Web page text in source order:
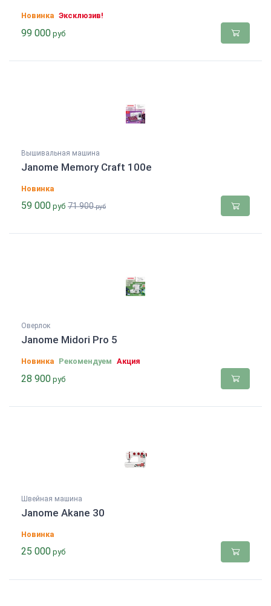
Новинка Эксклюзив!
99 000 руб
Вышивальная машина
Janome Memory Craft 100e
Новинка
59 000 руб 71 900руб
Оверлок
Janome Midori Pro 5
Новинка Рекомендуем Акция
28 900 руб
Швейная машина
Janome Akane 30
Новинка
25 000 руб